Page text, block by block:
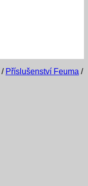
/ Příslušenství Feuma /